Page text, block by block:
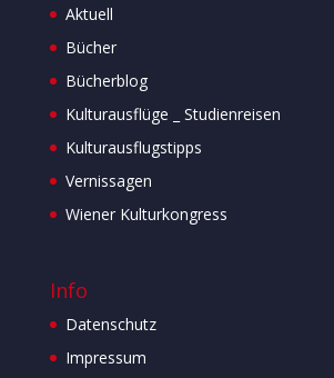
Aktuell
Bücher
Bücherblog
Kulturausflüge _ Studienreisen
Kulturausflugstipps
Vernissagen
Wiener Kulturkongress
Info
Datenschutz
Impressum